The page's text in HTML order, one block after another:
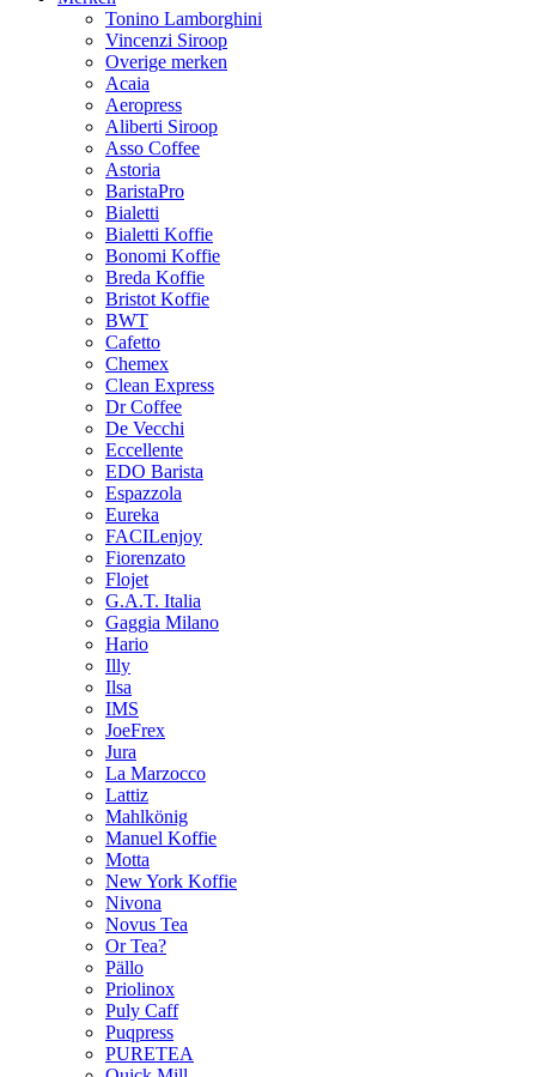
Tonino Lamborghini
Vincenzi Siroop
Overige merken
Acaia
Aeropress
Aliberti Siroop
Asso Coffee
Astoria
BaristaPro
Bialetti
Bialetti Koffie
Bonomi Koffie
Breda Koffie
Bristot Koffie
BWT
Cafetto
Chemex
Clean Express
Dr Coffee
De Vecchi
Eccellente
EDO Barista
Espazzola
Eureka
FACILenjoy
Fiorenzato
Flojet
G.A.T. Italia
Gaggia Milano
Hario
Illy
Ilsa
IMS
JoeFrex
Jura
La Marzocco
Lattiz
Mahlkönig
Manuel Koffie
Motta
New York Koffie
Nivona
Novus Tea
Or Tea?
Pällo
Priolinox
Puly Caff
Puqpress
PURETEA